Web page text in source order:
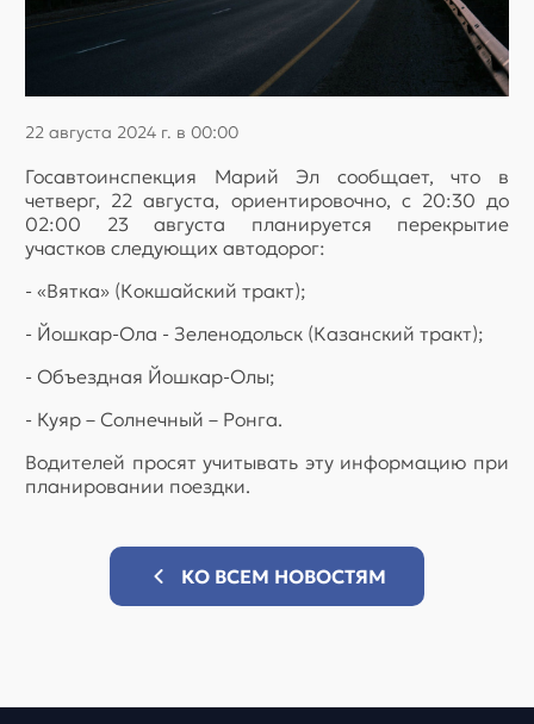
22 августа 2024 г. в 00:00
Госавтоинспекция Марий Эл сообщает, что в
четверг, 22 августа, ориентировочно, с 20:30 до
02:00 23 августа планируется перекрытие
участков следующих автодорог:
- «Вятка» (Кокшайский тракт);
- Йошкар-Ола - Зеленодольск (Казанский тракт);
- Объездная Йошкар-Олы;
- Куяр – Солнечный – Ронга.
Водителей просят учитывать эту информацию при
планировании поездки.
КО ВСЕМ НОВОСТЯМ